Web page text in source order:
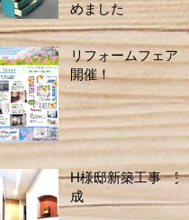
めました
リフォームフェア
開催！
H様邸新築工事 完
成